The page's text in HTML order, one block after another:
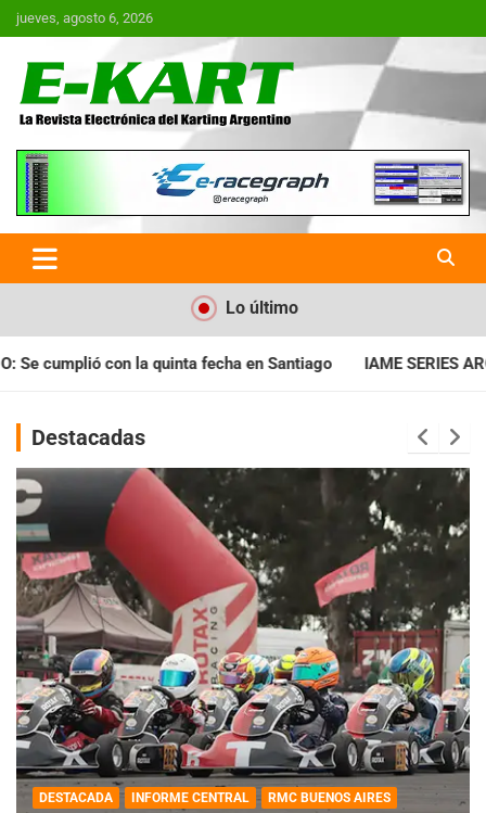
Saltar
al
jueves, agosto 6, 2026
E-Kart.com.ar | La Revista
Electrónica del Karting en
Argentina
Lo último
en Santiago IAME SERIES ARGENTINA: Horarios para la
Destacadas
DESTACADA INFORME CENTRAL RMC BUENOS AIRES